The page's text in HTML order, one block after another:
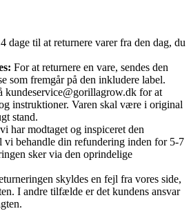
dage til at returnere varer fra den dag, du
For at returnere en vare, sendes den
som fremgår på den inkludere label.
kundeservice@gorillagrow.dk for at
instruktioner. Varen skal være i original
stand.
har modtaget og inspiceret den
vi behandle din refundering inden for 5-7
sker via den oprindelige
skyldes en fejl fra vores side,
I andre tilfælde er det kundens ansvar